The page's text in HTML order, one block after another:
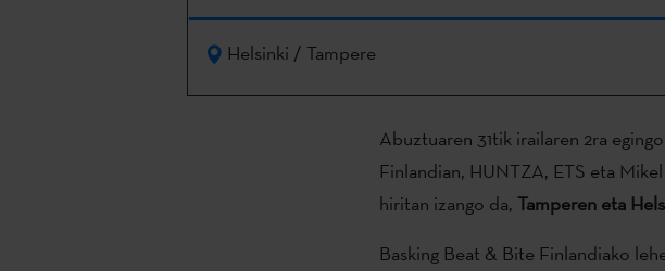
Helsinki / Tampere
Abuztuaren 31tik irailaren 2ra
Finlandian, HUNTZA, ETS eta
hiritan izango da, Tamperen eta
Basking Beat & Bite Finlandiako